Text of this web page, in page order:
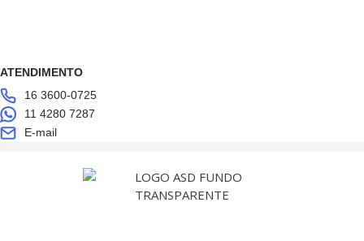
ATENDIMENTO
16 3600-0725
11 4280 7287
E-mail